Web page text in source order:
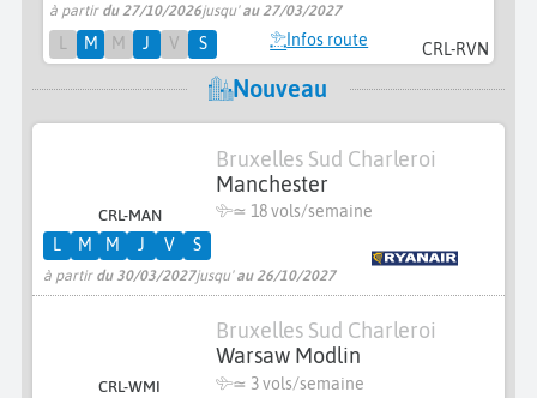
CRL-RVN
à partir du 27/10/2026jusqu'au 27/03/2027
L M M J V S Infos route
Nouveau
CRL-MAN
Bruxelles Sud Charleroi
Manchester
≃ 18 vols/semaine
à partir du 30/03/2027jusqu'au 26/10/2027
L M M J V S
CRL-WMI
Bruxelles Sud Charleroi
Warsaw Modlin
≃ 3 vols/semaine